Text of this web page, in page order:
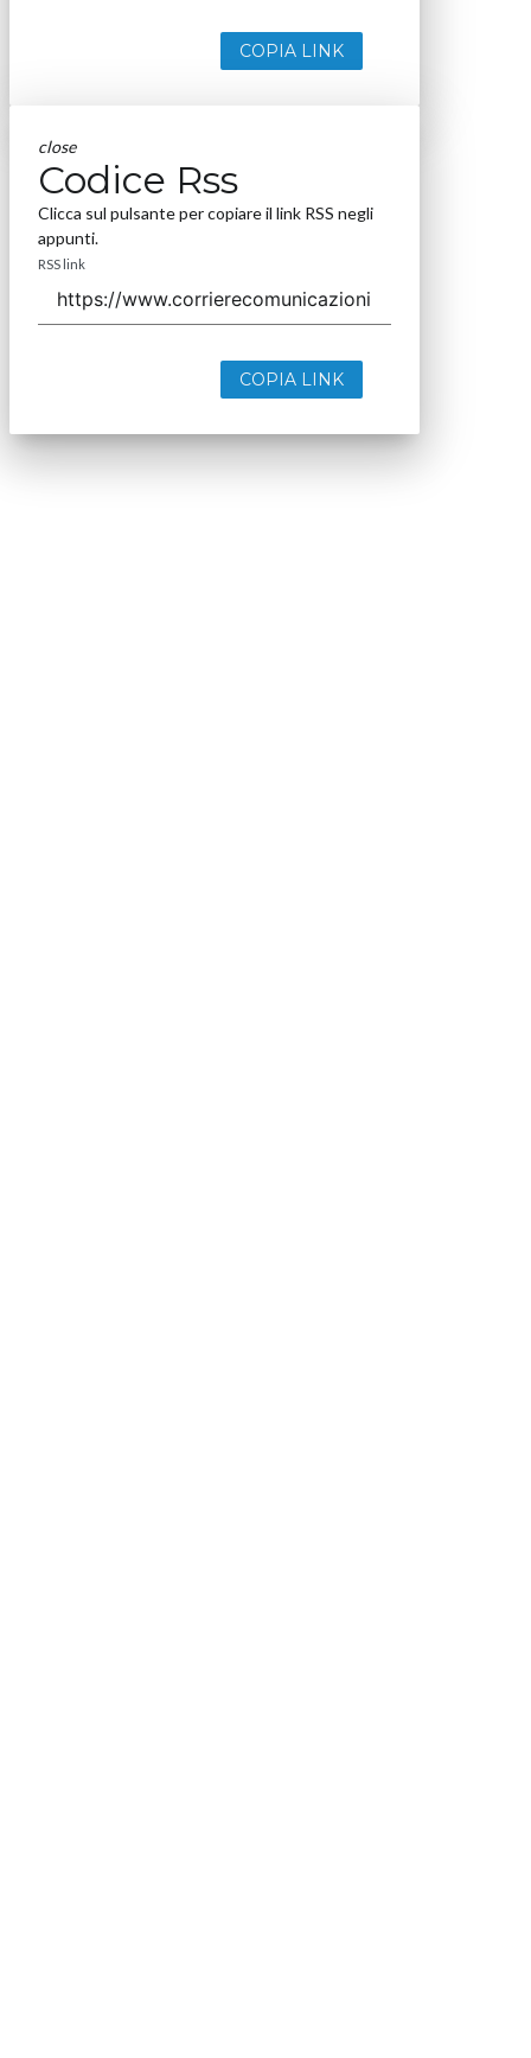
COPIA LINK
close
Codice Rss
Clicca sul pulsante per copiare il link RSS negli
appunti.
RSS link
COPIA LINK